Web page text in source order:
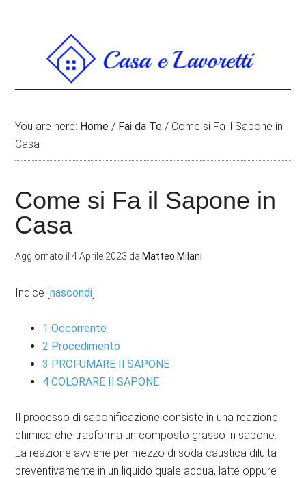
You are here: Home / Fai da Te / Come si Fa il Sapone in
Casa
Come si Fa il Sapone in
Casa
Aggiornato il4 Aprile 2023 da Matteo Milani
Indice [nascondi]
1 Occorrente
2 Procedimento
3 PROFUMARE Il SAPONE
4 COLORARE Il SAPONE
Il processo di saponificazione consiste in una reazione
chimica che trasforma un composto grasso in sapone.
La reazione avviene per mezzo di soda caustica diluita
preventivamente in un liquido quale acqua, latte oppure